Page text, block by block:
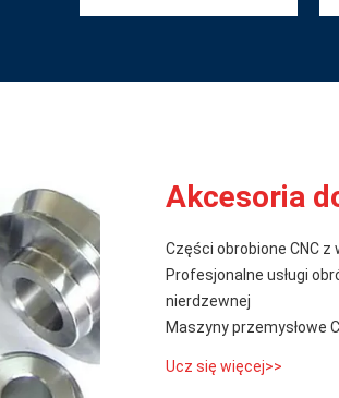
Akcesoria
Części obrobione CNC
Profesjonalne usługi
nierdzewnej
Maszyny przemysłowe
Ucz się więcej>>